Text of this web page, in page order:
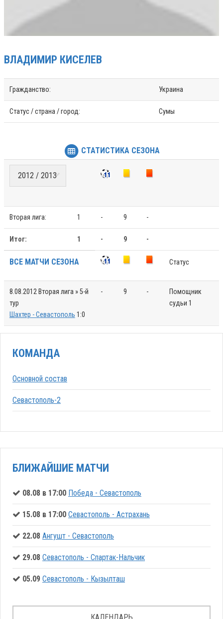
ВЛАДИМИР КИСЕЛЕВ
Гражданство: Украина
Статус / страна / город: Сумы
СТАТИСТИКА СЕЗОНА
Вторая лига: 1 - 9 -
Итог: 1 - 9 -
ВСЕ МАТЧИ СЕЗОНА Статус
8.08.2012 Вторая лига » 5-й
тур
Шахтер - Севастополь 1:0
- 9 -
Помощник
судьи 1
КОМАНДА
Основной состав
Севастополь-2
БЛИЖАЙШИЕ МАТЧИ
08.08 в 17:00 Победа - Севастополь
15.08 в 17:00 Севастополь - Астрахань
22.08 Ангушт - Севастополь
29.08 Севастополь - Спартак-Нальчик
05.09 Севастополь - Кызылташ